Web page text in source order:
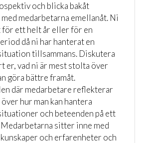
och blicka bakåt
medarbetarna emellanåt. Ni
för ett helt år eller för en
då ni har hanterat en
tillsammans. Diskutera
er, vad ni är mest stolta över
göra bättre framåt.
där medarbetare reflekterar
hur man kan hantera
och beteenden på ett
sitter inne med
och erfarenheter och